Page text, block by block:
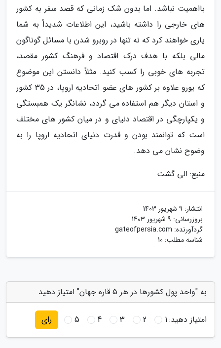
بااهمیت نباشد. اما بدون شک زمانی که قصد سفر به کشور
های خارجی را داشته باشید، این اطلاعات شدیداً به شما
یاری خواهند کرد که نه تنها در روبرو شدن با مسائل گوناگون
مالی بلکه با هدف درک اقتصاد و فرهنگ کشور مقصد،
تجربه های خوبی را کسب کنید. مثلاً دانستن این موضوع
که یورو علاوه بر کشور های عضو اتحادیه اروپا، در 35 کشور
و استان دیگر هم استفاده می گردد، نشانگر یک همبستگی
و یکپارچگی در اقتصاد دنیای و در میان کشور های مختلف
است که توانمند بودن و قدرت دنیای اتحادیه اروپا را به
وضوح نشان می دهد.
منبع: الی گشت
انتشار: 9 شهریور 1403
بروزرسانی: 9 شهریور 1403
گردآورنده: gateofpersia.com
شناسه مطلب: 10
به "واحد پول کشورها در هر 5 قاره جهان" امتیاز دهید
امتیاز دهید:1
2
3
4
5 رای